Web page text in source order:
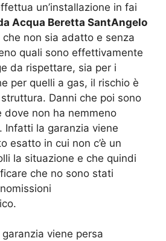
un’installazione in fai
Acqua Beretta SantAngelo
che non sia adatto e senza
quali sono effettivamente
da rispettare, sia per i
per quelli a gas, il rischio è
Danni che poi sono
dove non ha nemmeno
Infatti la garanzia viene
esatto in cui non c’è un
la situazione e che quindi
che no sono stati
viene persa